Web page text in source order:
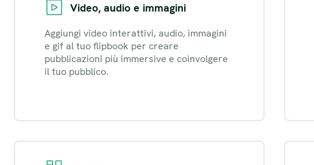
Video, audio e immagini
Aggiungi video interattivi, audio, immagini
e gif al tuo flipbook per creare
pubblicazioni più immersive e coinvolgere
il tuo pubblico.